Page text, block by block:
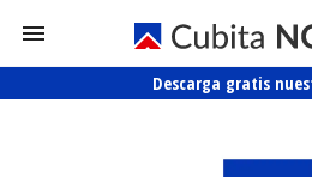
Descarga gratis